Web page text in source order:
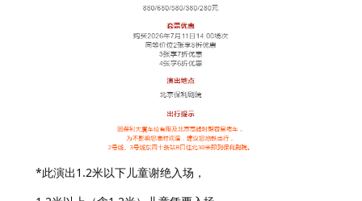
*此演出1.2米以下儿童谢绝入场，